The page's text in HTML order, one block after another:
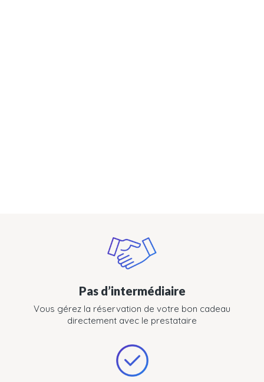
Pas d’intermédiaire
Vous gérez la réservation de votre bon cadeau
directement avec le prestataire